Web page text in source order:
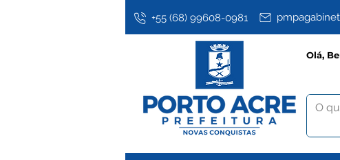
+55 (68) 99608-0981
Olá,